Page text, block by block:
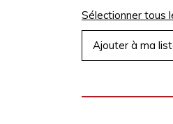
Sélectionner tous
Ajouter à ma